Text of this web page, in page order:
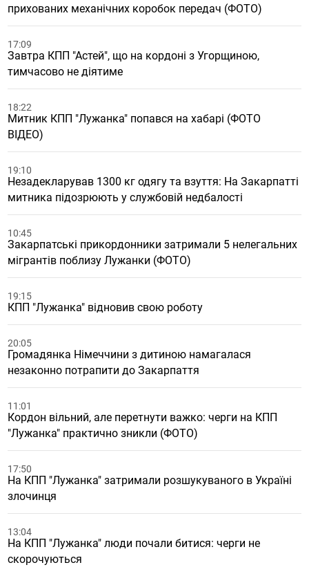
прихованих механічних коробок передач (ФОТО)
17:09
Завтра КПП "Астей", що на кордоні з Угорщиною,
тимчасово не діятиме
18:22
Митник КПП "Лужанка" попався на хабарі (ФОТО
ВІДЕО)
19:10
Незадекларував 1300 кг одягу та взуття: На Закарпатті
митника підозрюють у службовій недбалості
10:45
Закарпатські прикордонники затримали 5 нелегальних
мігрантів поблизу Лужанки (ФОТО)
19:15
КПП "Лужанка" відновив свою роботу
20:05
Громадянка Німеччини з дитиною намагалася
незаконно потрапити до Закарпаття
11:01
Кордон вільний, але перетнути важко: черги на КПП
"Лужанка" практично зникли (ФОТО)
17:50
На КПП "Лужанка" затримали розшукуваного в Україні
злочинця
13:04
На КПП "Лужанка" люди почали битися: черги не
скорочуються